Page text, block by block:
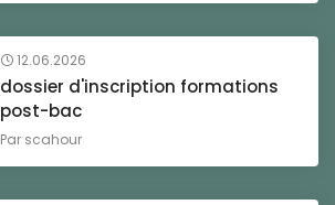
12.06.2026
dossier d'inscription formations
post-bac
Par scahour